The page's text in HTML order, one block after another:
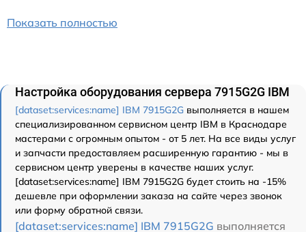
Показать полностью
Настройка оборудования сервера 7915G2G IBM
[dataset:services:name] IBM 7915G2G выполняется в нашем
специализированном сервисном центр IBM в Краснодаре
мастерами с огромным опытом - от 5 лет. На все виды услуг
и запчасти предоставляем расширенную гарантию - мы в
сервисном центр уверены в качестве наших услуг.
[dataset:services:name] IBM 7915G2G будет стоить на -15%
дешевле при оформлении заказа на сайте через звонок
или форму обратной связи.
[dataset:services:name] IBM 7915G2G выполняется